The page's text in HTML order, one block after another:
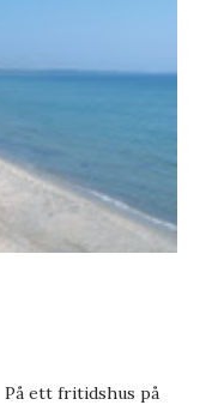
underbart. Men det
På ett fritidshus på